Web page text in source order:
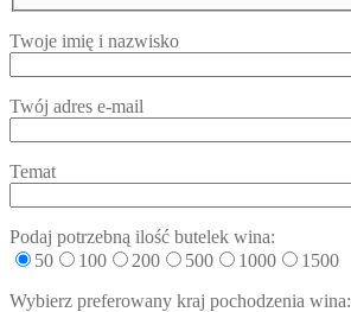
Twoje imię i nazwisko
Twój adres e-mail
Temat
Podaj potrzebną ilość butelek wina:
50
100 200 500 1000
1500
Wybierz preferowany kraj pochodzenia wina: